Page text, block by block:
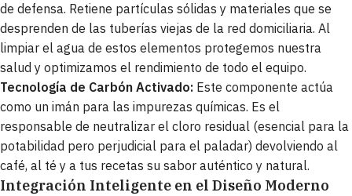
de defensa. Retiene partículas sólidas y materiales que se
desprenden de las tuberías viejas de la red domiciliaria. Al
limpiar el agua de estos elementos protegemos nuestra
salud y optimizamos el rendimiento de todo el equipo.
Tecnología de Carbón Activado: Este componente actúa
como un imán para las impurezas químicas. Es el
responsable de neutralizar el cloro residual (esencial para la
potabilidad pero perjudicial para el paladar) devolviendo al
café, al té y a tus recetas su sabor auténtico y natural.
Integración Inteligente en el Diseño Moderno